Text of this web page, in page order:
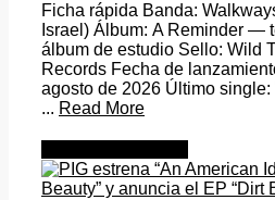
Ficha rápida Banda:
Israel) Álbum: A Reminder —
álbum de estudio Sello: Wild
Records Fecha de
agosto de 2026 Último
... Read More